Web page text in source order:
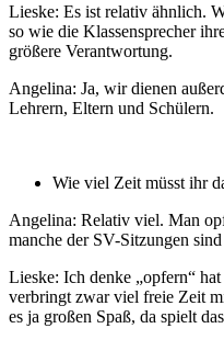
Lieske: Es ist relativ ähnlich.
so wie die Klassensprecher
größere Verantwortung.
Angelina: Ja, wir dienen
Lehrern, Eltern und Schülern.
Wie viel Zeit müsst ihr
Angelina: Relativ viel. Man
manche der SV-Sitzungen
Lieske: Ich denke „opfern“
verbringt zwar viel freie Zeit
es ja großen Spaß, da spielt